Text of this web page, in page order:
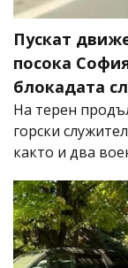
Пускат
посока
блокадата
На терен
горски
както и два